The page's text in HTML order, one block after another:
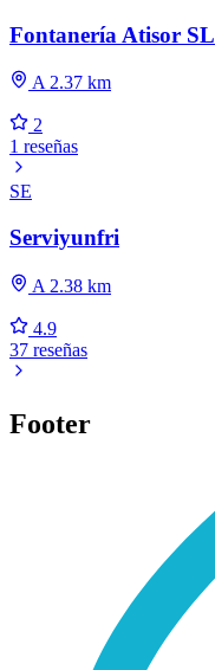
Fontanería Atisor SL
A 2.37 km
2
1 reseñas
SE
Serviyunfri
A 2.38 km
4.9
37 reseñas
Footer